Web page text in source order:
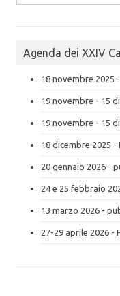
for:
Agenda dei XXIV
18 novembre 2025
19 novembre - 15
19 novembre - 15
18 dicembre 2025 -
20 gennaio 2026 -
24 e 25 febbraio
13 marzo 2026 -
27-29 aprile 2026 -